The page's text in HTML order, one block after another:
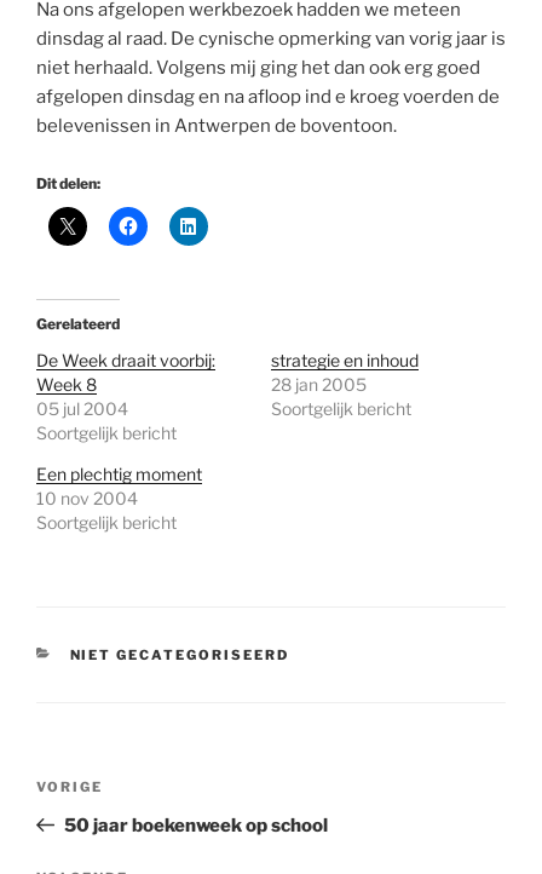
Na ons afgelopen werkbezoek hadden we meteen
dinsdag al raad. De cynische opmerking van vorig jaar is
niet herhaald. Volgens mij ging het dan ook erg goed
afgelopen dinsdag en na afloop ind e kroeg voerden de
belevenissen in Antwerpen de boventoon.
Dit delen:
Gerelateerd
De Week draait voorbij:
Week 8
05 jul 2004
Soortgelijk bericht
strategie en inhoud
28 jan 2005
Soortgelijk bericht
Een plechtig moment
10 nov 2004
Soortgelijk bericht
CATEGORIEËN
NIET GECATEGORISEERD
Vorig
bericht
VORIGE
50 jaar boekenweek op school